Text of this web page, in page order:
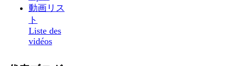
動画リス
ト
Liste des
vidéos